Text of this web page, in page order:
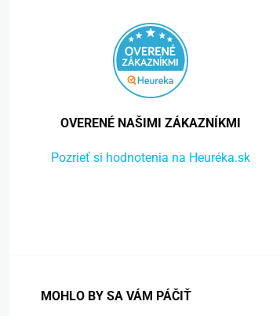
OVERENÉ NAŠIMI ZÁKAZNÍKMI
Pozrieť si hodnotenia na Heuréka.sk
MOHLO BY SA VÁM PÁČIŤ